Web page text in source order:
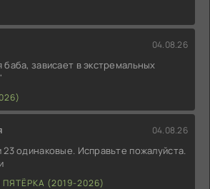
04.08.26
баба, зависает в экстремальных
04.08.26
23 одинаковые. Исправьте пожалуйста.
(2019-2026)